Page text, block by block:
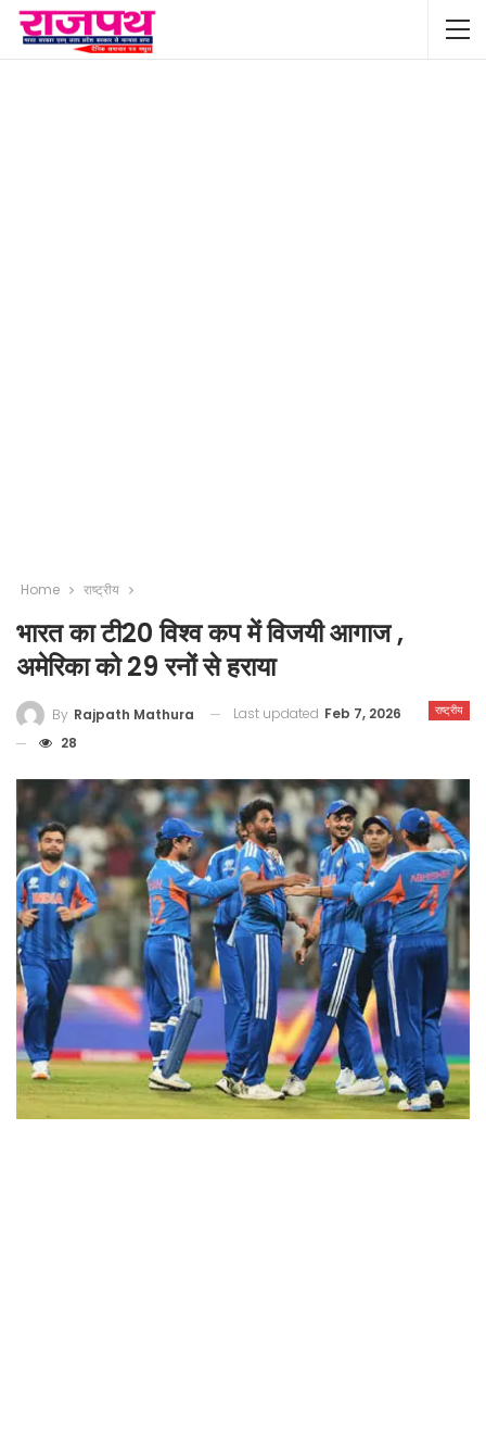
Home राष्ट्रीय
भारत का टी20 विश्व कप में विजयी आगाज ,
अमेरिका को 29 रनों से हराया
राष्ट्रीय
By Rajpath Mathura Last updated Feb 7, 2026
28